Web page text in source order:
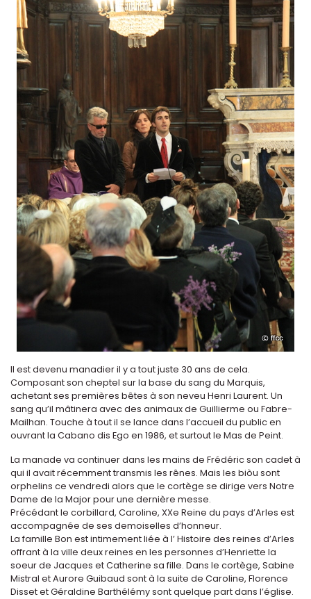
Il est devenu manadier il y a tout juste 30 ans de cela.
Composant son cheptel sur la base du sang du Marquis,
achetant ses premières bêtes à son neveu Henri Laurent. Un
sang qu’il mâtinera avec des animaux de Guillierme ou Fabre-
Mailhan. Touche à tout il se lance dans l’accueil du public en
ouvrant la Cabano dis Ego en 1986, et surtout le Mas de Peint.
La manade va continuer dans les mains de Frédéric son cadet à
qui il avait récemment transmis les rênes. Mais les biòu sont
orphelins ce vendredi alors que le cortège se dirige vers Notre
Dame de la Major pour une dernière messe.
Précédant le corbillard, Caroline, XXe Reine du pays d’Arles est
accompagnée de ses demoiselles d’honneur.
La famille Bon est intimement liée à l’ Histoire des reines d’Arles
offrant à la ville deux reines en les personnes d’Henriette la
soeur de Jacques et Catherine sa fille. Dans le cortège, Sabine
Mistral et Aurore Guibaud sont à la suite de Caroline, Florence
Disset et Géraldine Barthélémy sont quelque part dans l’église.